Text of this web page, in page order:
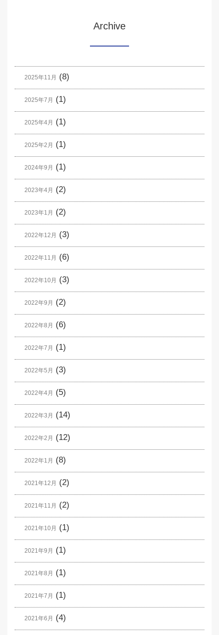
Archive
2025年11月 (8)
2025年7月 (1)
2025年4月 (1)
2025年2月 (1)
2024年9月 (1)
2023年4月 (2)
2023年1月 (2)
2022年12月 (3)
2022年11月 (6)
2022年10月 (3)
2022年9月 (2)
2022年8月 (6)
2022年7月 (1)
2022年5月 (3)
2022年4月 (5)
2022年3月 (14)
2022年2月 (12)
2022年1月 (8)
2021年12月 (2)
2021年11月 (2)
2021年10月 (1)
2021年9月 (1)
2021年8月 (1)
2021年7月 (1)
2021年6月 (4)